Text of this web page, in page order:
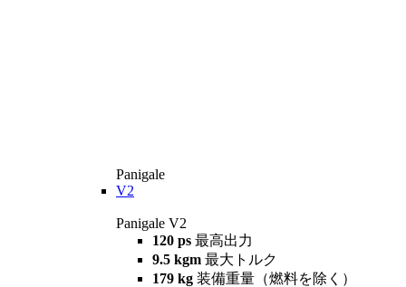
Panigale
V2
Panigale V2
120 ps 最高出力
9.5 kgm 最大トルク
179 kg 装備重量（燃料を除く）